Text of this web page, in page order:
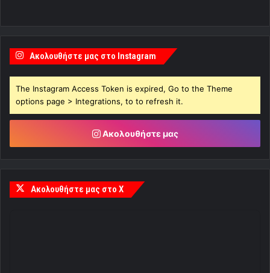
Ακολουθήστε μας στο Instagram
The Instagram Access Token is expired, Go to the Theme
options page > Integrations, to to refresh it.
Ακολουθήστε μας
Ακολουθήστε μας στο X